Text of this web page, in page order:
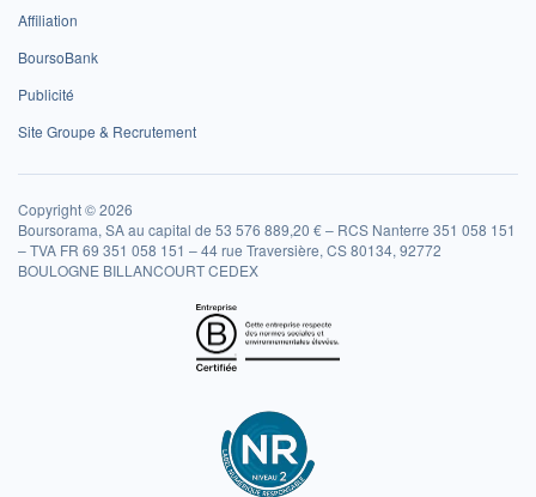
Affiliation
BoursoBank
Publicité
Site Groupe & Recrutement
Copyright © 2026
Boursorama, SA au capital de 53 576 889,20 € – RCS Nanterre 351 058 151
– TVA FR 69 351 058 151 – 44 rue Traversière, CS 80134, 92772
BOULOGNE BILLANCOURT CEDEX